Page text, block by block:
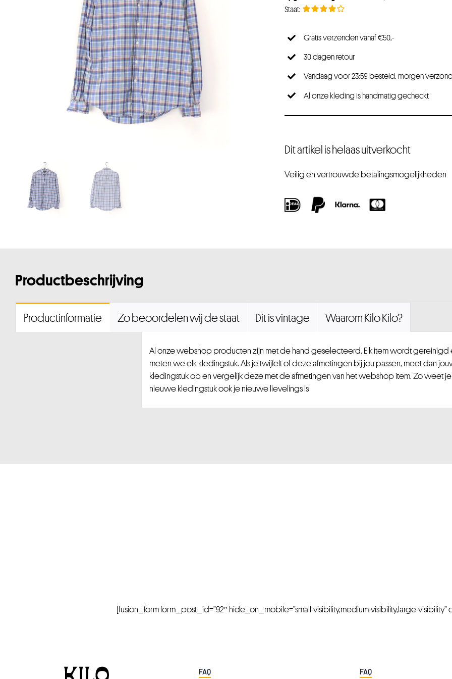
Gratis verzenden vanaf €50,-
30 dagen retour
Vandaag voor 23:59 besteld, morgen
Al onze kleding is handmatig gecheckt
Dit artikel is helaas uitverkocht
Veilig en vertrouwde betalingsmogelijkheden
Productbeschrijving
Productinformatie Zo beoordelen wij de staat Dit is vintage Waarom Kilo Kilo?
Al onze webshop producten zijn met de hand geselecteerd. Elk item wordt gereinigd
meten we elk kledingstuk. Als je twijfelt of deze afmetingen bij jou passen, meet dan
kledingstuk op en vergelijk deze met de afmetingen van het webshop item. Zo weet
nieuwe kledingstuk ook je nieuwe lievelings is
[fusion_form form_post_id=”92″ hide_on_mobile=”small-visibility,medium-visibility,large-visibility”
FAQ FAQ